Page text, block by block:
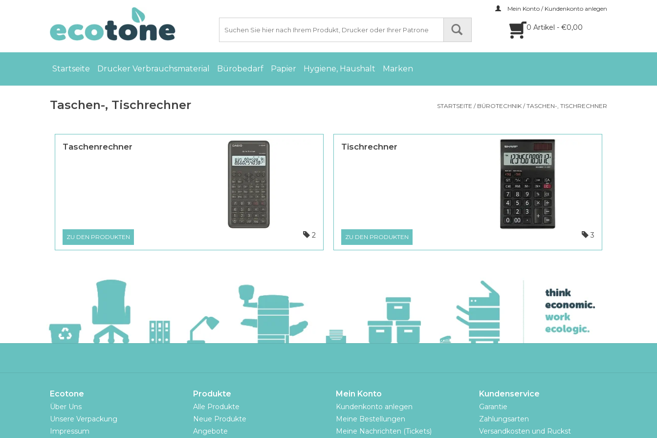
Mein Konto / Kundenkonto anlegen
0 Artikel - €0,00
Startseite Drucker Verbrauchsmaterial Bürobedarf Papier Hygiene, Haushalt Marken
Taschen-, Tischrechner STARTSEITE / BÜROTECHNIK /TASCHEN-, TISCHRECHNER
Taschenrechner
ZU DEN PRODUKTEN 2
Tischrechner
ZU DEN PRODUKTEN 3
Ecotone
Über Uns
Unsere Verpackung
Impressum
Produkte
Alle Produkte
Neue Produkte
Angebote
Mein Konto
Kundenkonto anlegen
Meine Bestellungen
Meine Nachrichten (Tickets)
Kundenservice
Garantie
Zahlungsarten
Versandkosten und Ruckst